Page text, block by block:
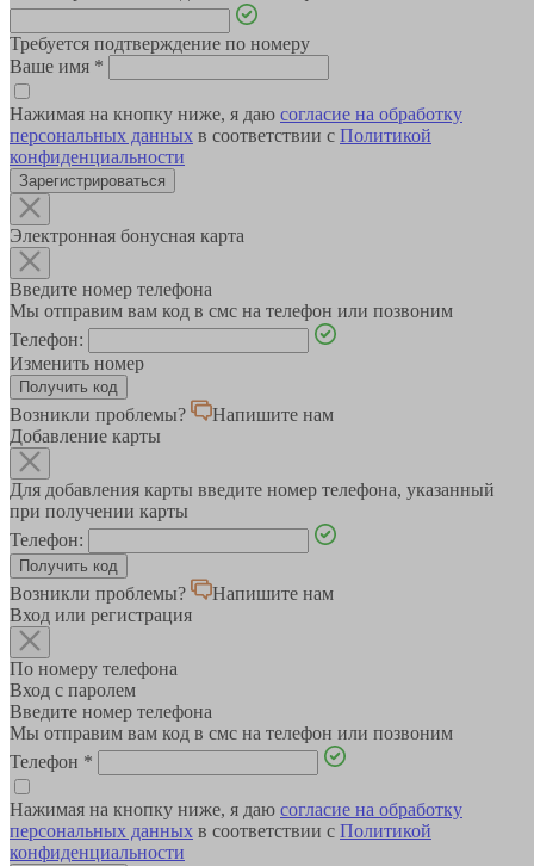
Требуется подтверждение по номеру
Ваше имя *
Нажимая на кнопку ниже, я даю согласие на обработку
персональных данных в соответствии с Политикой
конфиденциальности
Зарегистрироваться
Электронная бонусная карта
Введите номер телефона
Мы отправим вам код в смс на телефон или позвоним
Телефон:
Изменить номер
Возникли проблемы?
Напишите нам
Добавление карты
Для добавления карты введите номер телефона, указанный
при получении карты
Телефон:
Возникли проблемы?
Напишите нам
Вход или регистрация
По номеру телефона
Вход с паролем
Введите номер телефона
Мы отправим вам код в смс на телефон или позвоним
Телефон *
Нажимая на кнопку ниже, я даю согласие на обработку
персональных данных в соответствии с Политикой
конфиденциальности